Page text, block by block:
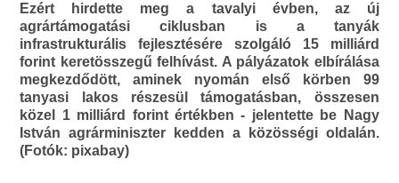
Ezért hirdette meg a tavalyi évben, az új
agrártámogatási ciklusban is a tanyák
infrastrukturális fejlesztésére szolgáló 15 milliárd
forint keretösszegű felhívást. A pályázatok elbírálása
megkezdődött, aminek nyomán első körben 99
tanyasi lakos részesül támogatásban, összesen
közel 1 milliárd forint értékben - jelentette be Nagy
István agrárminiszter kedden a közösségi oldalán.
(Fotók: pixabay)